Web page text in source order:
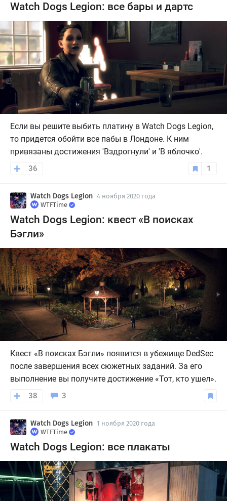
Watch Dogs Legion: все бары и дартс
Если вы решите выбить платину в Watch Dogs Legion,
то придется обойти все пабы в Лондоне. К ним
привязаны достижения 'Вздрогнули' и 'В яблочко'.
36 1
Watch Dogs Legion 4 ноября 2020 года
WTFTime
Watch Dogs Legion: квест «В поисках
Бэгли»
Квест «В поисках Бэгли» появится в убежище DedSec
после завершения всех сюжетных заданий. За его
выполнение вы получите достижение «Тот, кто ушел».
38 3
Watch Dogs Legion 1 ноября 2020 года
WTFTime
Watch Dogs Legion: все плакаты